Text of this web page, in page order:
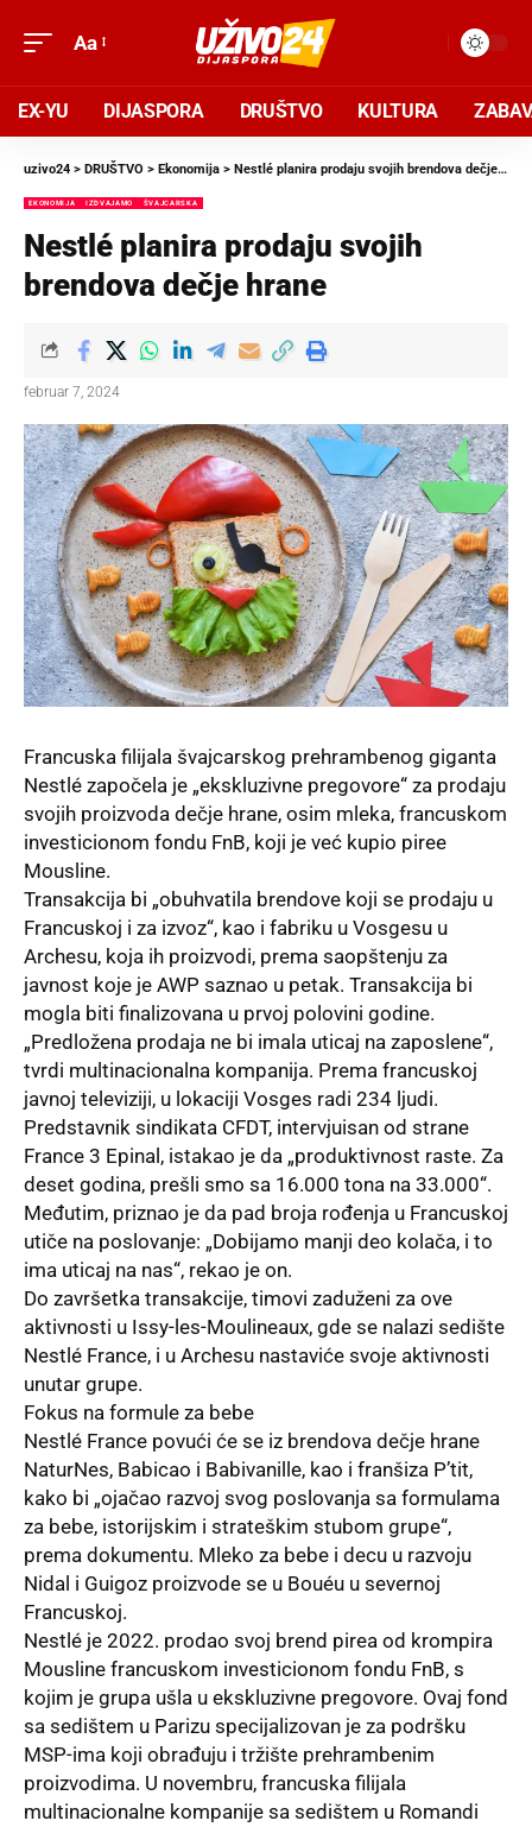
Aa
EX-YU DIJASPORA DRUŠTVO KULTURA
uzivo24 > DRUŠTVO > Ekonomija > Nestlé planira prodaju svojih brendova dečje hrane
EKONOMIJA IZDVAJAMO ŠVAJCARSKA
Nestlé planira prodaju svojih
brendova dečje hrane
februar 7, 2024
Francuska filijala švajcarskog prehrambenog giganta
Nestlé započela je „ekskluzivne pregovore“ za prodaju
svojih proizvoda dečje hrane, osim mleka, francuskom
investicionom fondu FnB, koji je već kupio piree
Mousline.
Transakcija bi „obuhvatila brendove koji se prodaju u
Francuskoj i za izvoz“, kao i fabriku u Vosgesu u
Archesu, koja ih proizvodi, prema saopštenju za
javnost koje je AWP saznao u petak. Transakcija bi
mogla biti finalizovana u prvoj polovini godine.
„Predložena prodaja ne bi imala uticaj na zaposlene“,
tvrdi multinacionalna kompanija. Prema francuskoj
javnoj televiziji, u lokaciji Vosges radi 234 ljudi.
Predstavnik sindikata CFDT, intervjuisan od strane
France 3 Epinal, istakao je da „produktivnost raste. Za
deset godina, prešli smo sa 16.000 tona na 33.000“.
Međutim, priznao je da pad broja rođenja u Francuskoj
utiče na poslovanje: „Dobijamo manji deo kolača, i to
ima uticaj na nas“, rekao je on.
Do završetka transakcije, timovi zaduženi za ove
aktivnosti u Issy-les-Moulineaux, gde se nalazi sedište
Nestlé France, i u Archesu nastaviće svoje aktivnosti
unutar grupe.
Fokus na formule za bebe
Nestlé France povući će se iz brendova dečje hrane
NaturNes, Babicao i Babivanille, kao i franšiza P’tit,
kako bi „ojačao razvoj svog poslovanja sa formulama
za bebe, istorijskim i strateškim stubom grupe“,
prema dokumentu. Mleko za bebe i decu u razvoju
Nidal i Guigoz proizvode se u Bouéu u severnoj
Francuskoj.
Nestlé je 2022. prodao svoj brend pirea od krompira
Mousline francuskom investicionom fondu FnB, s
kojim je grupa ušla u ekskluzivne pregovore. Ovaj fond
sa sedištem u Parizu specijalizovan je za podršku
MSP-ima koji obrađuju i tržište prehrambenim
proizvodima. U novembru, francuska filijala
multinacionalne kompanije sa sedištem u Romandi